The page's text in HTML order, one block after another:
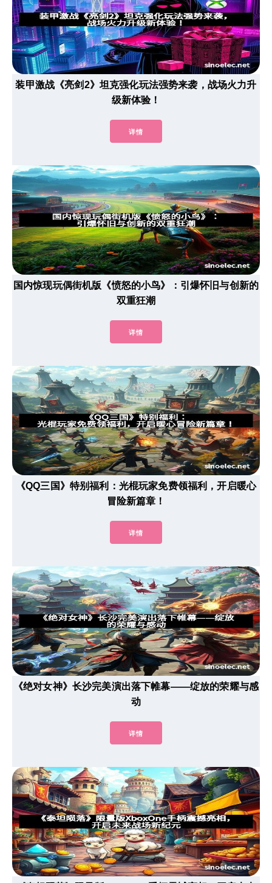
装甲激战《亮剑2》坦克强化玩法强势来袭，战场火力升
级新体验！
详情
国内惊现玩偶街机版《愤怒的小鸟》：引爆怀旧与创新的
双重狂潮
详情
《QQ三国》特别福利：光棍玩家免费领福利，开启暖心
冒险新篇章！
详情
《绝对女神》长沙完美演出落下帷幕——绽放的荣耀与感
动
详情